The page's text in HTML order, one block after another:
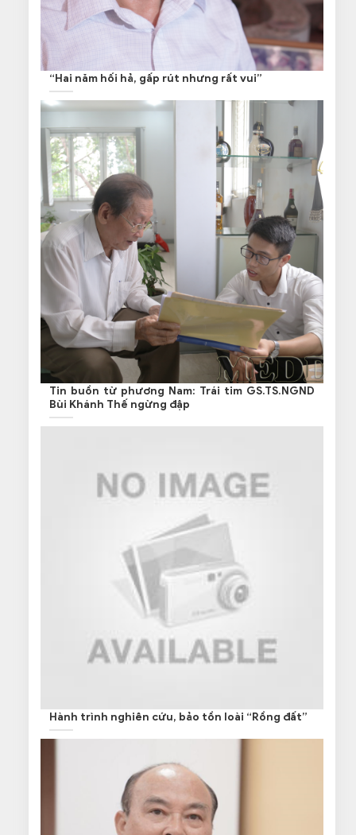
“Hai năm hối hả, gấp rút nhưng rất vui”
Tin buồn từ phương Nam: Trái tim GS.TS.NGND
Bùi Khánh Thế ngừng đập
Hành trình nghiên cứu, bảo tồn loài “Rồng đất”